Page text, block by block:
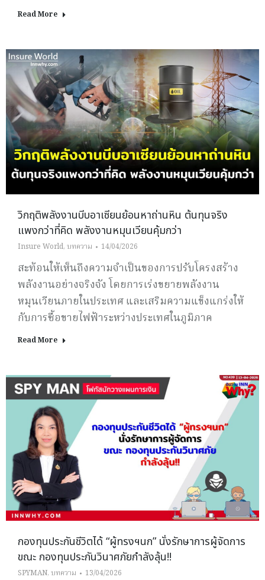
Read More
วิกฤติพลังงานบีบอาเซียนย้อนหาถ่านหิน ต้นทุนจริง
แพงกว่าที่คิด พลังงานหมุนเวียนคุ้มกว่า
Insure World, บทความ 14/04/2026
สะท้อนให้เห็นถึงความจำเป็นของการปรับโครงสร้าง
พลังงานอย่างจริงจัง โดยการเร่งขยายพลังงาน
หมุนเวียนภายในประเทศ และเสริมความแข็งแกร่งให้
กับการซื้อขายไฟฟ้าระหว่างประเทศในภูมิภาค
Read More
กองทุนประกันชีวิตได้ “ผู้ทรงฯนก” นั่งรักษาการผู้จัดการ
ขณะ กองทุนประกันวินาศภัยกำลังลุ้น!!
SPYMAN, บทความ 13/04/2026